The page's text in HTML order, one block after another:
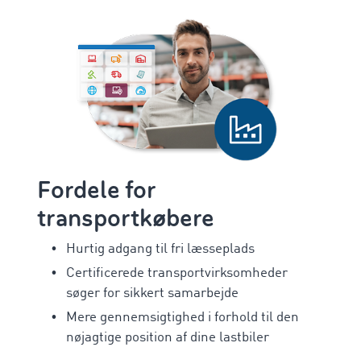
Fordele for
transportkøbere
Hurtig adgang til fri læsseplads
Certificerede transportvirksomheder
søger for sikkert samarbejde
Mere gennemsigtighed i forhold til den
nøjagtige position af dine lastbiler